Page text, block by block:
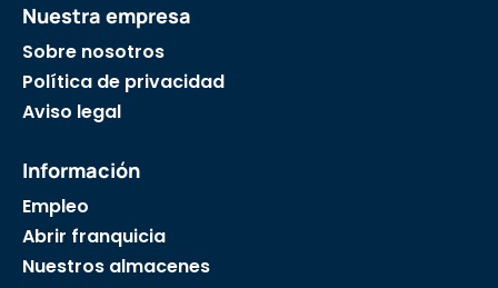
Nuestra empresa
Sobre nosotros
Política de privacidad
Aviso legal
Información
Empleo
Abrir franquicia
Nuestros almacenes